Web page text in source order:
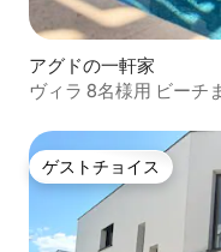
アグドの一軒家
ヴィラ 8名様用 ビーチ
ゲストチョイス
ゲストチョイス